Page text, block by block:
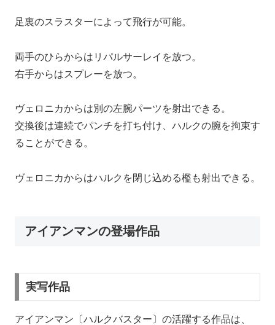
足裏のスラスターによって飛行が可能。
両手のひらからはリパルサーレイを放つ。
右手からはスプレーを放つ。
ヴェロニカからは別の左腕パーツを射出できる。
交換後は連続でパンチを打ち付け、ハルクの腕を拘束す
ることができる。
ヴェロニカからはハルクを閉じ込める檻も射出できる。
アイアンマンの登場作品
実写作品
アイアンマン〔ハルクバスター〕の活躍する作品は、